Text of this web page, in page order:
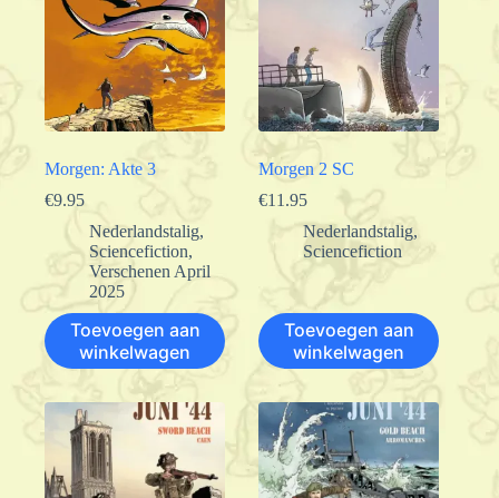
Morgen: Akte 3
€9.95
Nederlandstalig,
Sciencefiction,
Verschenen April
2025
Toevoegen aan
winkelwagen
Morgen 2 SC
€11.95
Nederlandstalig,
Sciencefiction
Toevoegen aan
winkelwagen